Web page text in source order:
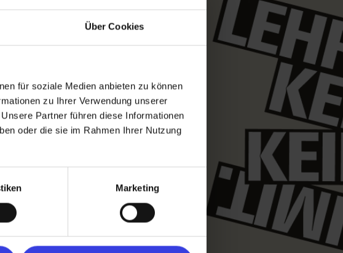
Über Cookies
für soziale Medien anbieten zu können
zu Ihrer Verwendung unserer
Partner führen diese Informationen
oder die sie im Rahmen Ihrer Nutzung
Marketing
sagt